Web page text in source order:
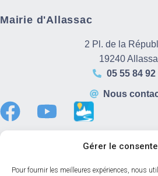
Gérer le
Pour fournir les meilleures expériences, nous
Mairie d'Allassac
2 Pl. de la
19240
05 55 84 92
Nous